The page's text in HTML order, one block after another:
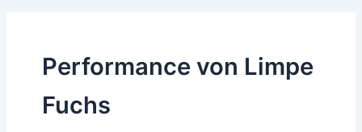
Performance von Limpe
Fuchs